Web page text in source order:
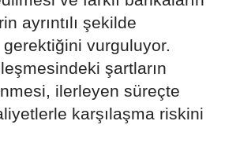
ayrıntılı şekilde
gerektiğini vurguluyor.
şartların
ilerleyen süreçte
karşılaşma riskini